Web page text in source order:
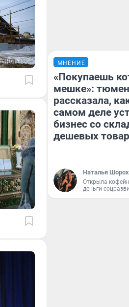
МНЕНИЕ
«Покупаешь
мешке»:
рассказала,
самом деле
бизнес со
дешевых
Наталья
Открыла
деньги